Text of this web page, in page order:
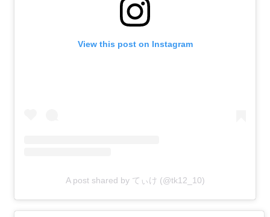
View this post on Instagram
A post shared by てぃけ (@tk12_10)